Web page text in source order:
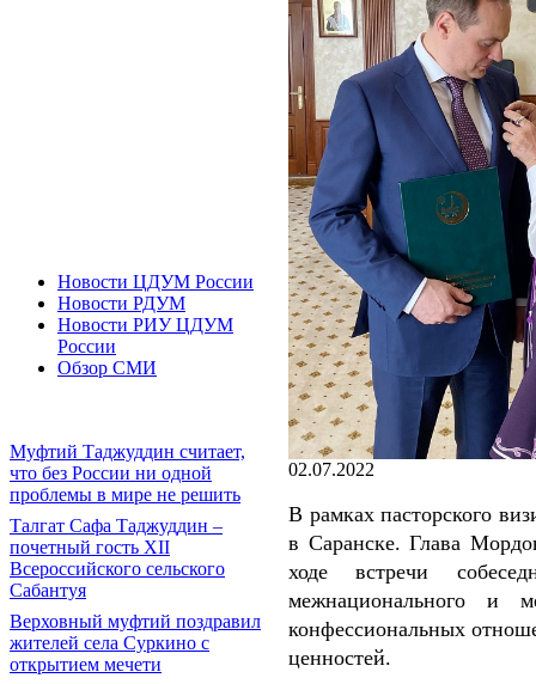
Новости ЦДУМ России
Новости РДУМ
Новости РИУ ЦДУМ
России
Обзор СМИ
Муфтий Таджуддин считает,
что без России ни одной
проблемы в мире не решить
Талгат Сафа Таджуддин –
почетный гость XII
Всероссийского сельского
Сабантуя
Верховный муфтий поздравил
жителей села Суркино с
открытием мечети
02.07.2022
В рамках пасторского
в Саранске. Глава
ходе встречи
межнационального и
конфессиональных
ценностей.